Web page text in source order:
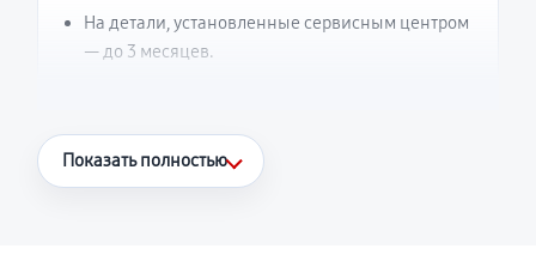
На детали, установленные сервисным центром
— до 3 месяцев.
Что считается гарантийным случаем
Показать полностью